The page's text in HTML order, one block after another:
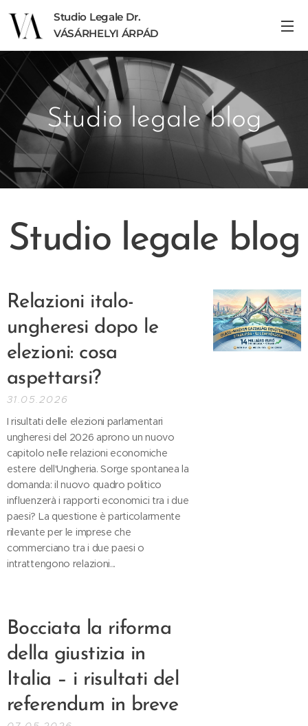
Studio Legale Dr.
VÁSÁRHELYI ÁRPÁD
Studio legale blog
Studio legale blog
Relazioni italo-
ungheresi dopo le
elezioni: cosa
aspettarsi?
31.05.2026
I risultati delle elezioni parlamentari
ungheresi del 2026 aprono un nuovo
capitolo nelle relazioni economiche
estere dell'Ungheria. Sorge spontanea la
domanda: il nuovo quadro politico
influenzerà i rapporti economici tra i due
paesi? La questione è particolarmente
rilevante per le imprese che
commerciano tra i due paesi o
intrattengono relazioni...
Bocciata la riforma
della giustizia in
Italia – i risultati del
referendum in breve